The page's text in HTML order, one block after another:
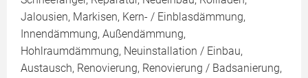
Jalousien, Markisen, Kern- / Einblasdämmung,
Innendämmung, Außendämmung,
Hohlraumdämmung, Neuinstallation / Einbau,
Austausch, Renovierung, Renovierung / Badsanierung,